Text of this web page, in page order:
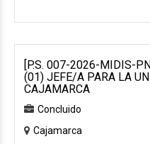
[P.S. 007-2026-MIDIS-
(01) JEFE/A PARA LA
CAJAMARCA
Concluido
Cajamarca